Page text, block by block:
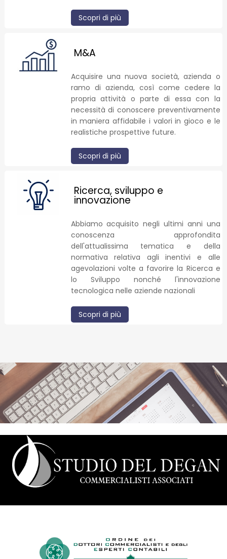
Scopri di più
M&A
Acquisire una nuova società, azienda o
ramo di azienda, così come cedere la
propria attività o parte di essa con la
necessità di conoscere preventivamente
in maniera affidabile i valori in gioco e le
realistiche prospettive future.
Scopri di più
Ricerca, sviluppo e
innovazione
Abbiamo acquisito negli ultimi anni una
conoscenza approfondita
dell'attualissima tematica e della
normativa relativa agli inentivi e alle
agevolazioni volte a favorire la Ricerca e
lo Sviluppo nonché l'innovazione
tecnologica nelle aziende nazionali
Scopri di più